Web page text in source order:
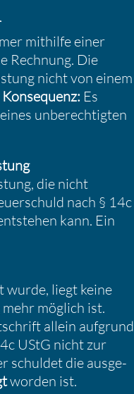
mithilfe einer
Rechnung. Die
nicht von einem
Konse­quenz: Es
unberech­tigten
die nicht
nach § 14c
kann. Ein
liegt keine
möglich ist.
allein aufgrund
UStG nicht zur
schuldet die ausge­
worden ist.